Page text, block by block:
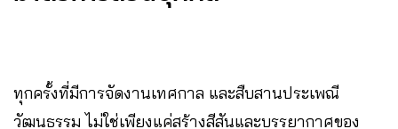
ทุกครั้งที่มีการจัดงานเทศกาล​ และสืบสานประเพณี
วัฒนธรรม ไม่ใช่เพียงแค่สร้างสีสันและบรรยากาศของ